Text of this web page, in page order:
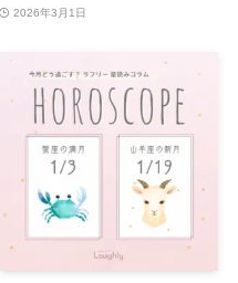
2026年3月1日